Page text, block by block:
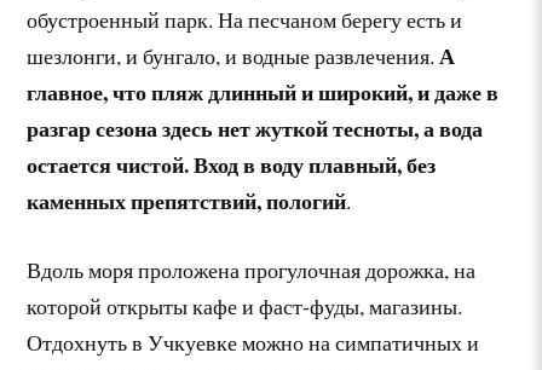
обустроенный парк. На песчаном берегу есть и
шезлонги, и бунгало, и водные развлечения.А
главное, что пляж длинный и широкий, и даже в
разгар сезона здесь нет жуткой тесноты, а вода
остается чистой. Вход в воду плавный, без
каменных препятствий, пологий.
Вдоль моря проложена прогулочная дорожка, на
которой открыты кафе и фаст-фуды, магазины.
Отдохнуть в Учкуевке можно на симпатичных и